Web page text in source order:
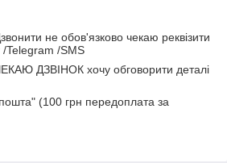
не обов'язково чекаю реквізити
Telegram /SMS
ДЗВІНОК хочу обговорити деталі
(100 грн передоплата за